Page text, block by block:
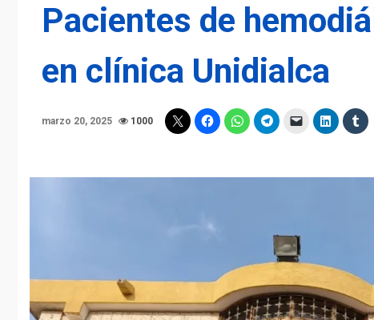
Pacientes de
en clínica Unidialca
marzo 20, 2025 1000